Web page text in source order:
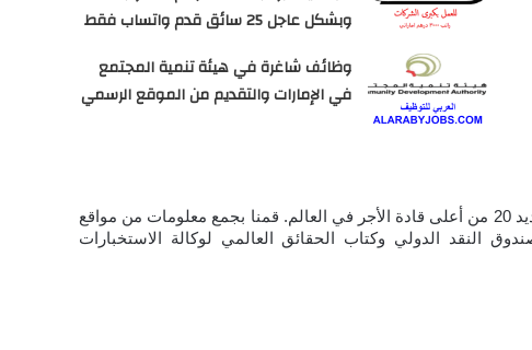
وبشكل عاجل 25 سائق قدم واتساب فقط
وظائف شاغرة في هيئة تنمية المجتمع
في الإمارات والتقديم من الموقع الرسمي